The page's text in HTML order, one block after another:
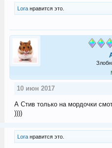
Loraнравится это.
10 июн 2017
А Стив только на мордочки
))))
Loraнравится это.